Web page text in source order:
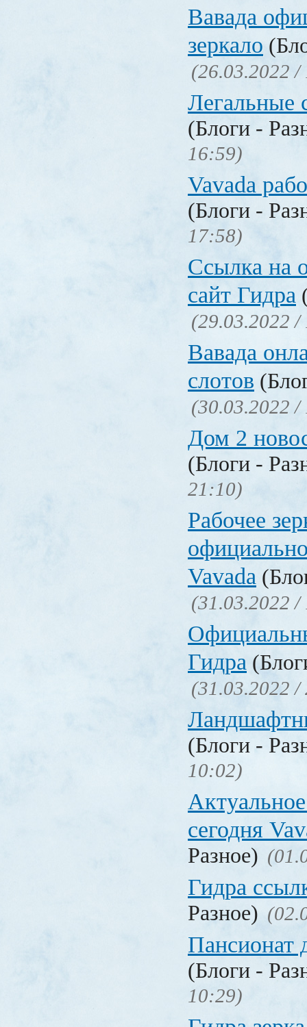
Вавада
зеркало
(26.03.2022 /
Легальные
(Блоги -
16:59)
Vavada
(Блоги -
17:58)
Ссылка на
сайт Гидра
(29.03.2022 /
Вавада
слотов
(30.03.2022 /
Дом 2
(Блоги -
21:10)
Рабочее
Vavada
(31.03.2022 /
Гидра
(31.03.2022 /
(Блоги -
10:02)
сегодня
Разное)
Гидра
Разное)
Пансионат
(Блоги -
10:29)